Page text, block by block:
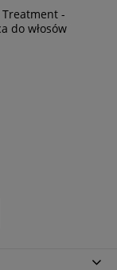
Treatment -
do włosów